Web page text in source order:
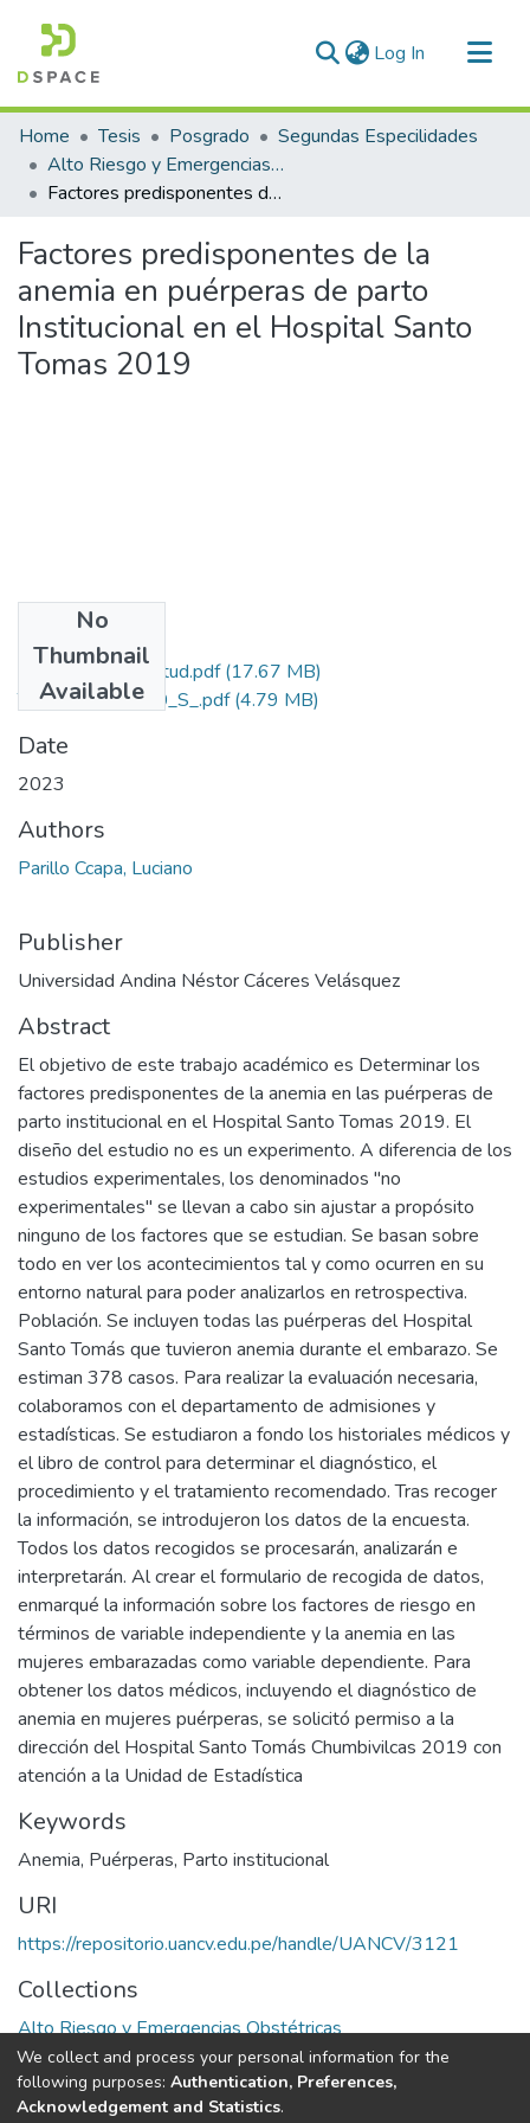
Log In (current)
Communities & Collections
All of DSpace
Statistics
Home Tesis Posgrado
Segundas Especilidades
Alto Riesgo y Emergencias Obstétricas
Factores predisponentes de la anemia en puérperas de parto Institucional en el Hospital Santo Tomas 2019
Factores predisponentes de la
anemia en puérperas de parto
Institucional en el Hospital Santo
Tomas 2019
No
Thumbnail
Available
Grado de Similitud.pdf(17.67 MB)
T036_02436760_S_.pdf(4.79 MB)
Date
2023
Authors
Parillo Ccapa, Luciano
Publisher
Universidad Andina Néstor Cáceres Velásquez
Abstract
El objetivo de este trabajo académico es Determinar los
factores predisponentes de la anemia en las puérperas de
parto institucional en el Hospital Santo Tomas 2019. El
diseño del estudio no es un experimento. A diferencia de los
estudios experimentales, los denominados "no
experimentales" se llevan a cabo sin ajustar a propósito
ninguno de los factores que se estudian. Se basan sobre
todo en ver los acontecimientos tal y como ocurren en su
entorno natural para poder analizarlos en retrospectiva.
Población. Se incluyen todas las puérperas del Hospital
Santo Tomás que tuvieron anemia durante el embarazo. Se
estiman 378 casos. Para realizar la evaluación necesaria,
colaboramos con el departamento de admisiones y
estadísticas. Se estudiaron a fondo los historiales médicos y
el libro de control para determinar el diagnóstico, el
procedimiento y el tratamiento recomendado. Tras recoger
la información, se introdujeron los datos de la encuesta.
Todos los datos recogidos se procesarán, analizarán e
interpretarán. Al crear el formulario de recogida de datos,
enmarqué la información sobre los factores de riesgo en
términos de variable independiente y la anemia en las
mujeres embarazadas como variable dependiente. Para
obtener los datos médicos, incluyendo el diagnóstico de
anemia en mujeres puérperas, se solicitó permiso a la
dirección del Hospital Santo Tomás Chumbivilcas 2019 con
atención a la Unidad de Estadística
Keywords
Anemia, Puérperas, Parto institucional
URI
https://repositorio.uancv.edu.pe/handle/UANCV/3121
Collections
Alto Riesgo y Emergencias Obstétricas
Full item page
We collect and process your personal information for the
following purposes: Authentication, Preferences,
Acknowledgement and Statistics.